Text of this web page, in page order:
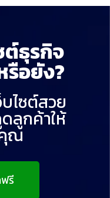
ต์ธุรกิจ
อยัง?
บไซต์สวย
ลูกค้าให้
ณ
รี